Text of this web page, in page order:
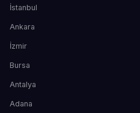
İstanbul
Ankara
İzmir
Bursa
Antalya
Adana